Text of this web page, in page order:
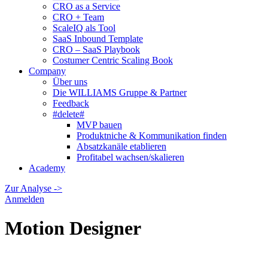
CRO as a Service
CRO + Team
ScaleIQ als Tool
SaaS Inbound Template
CRO – SaaS Playbook
Costumer Centric Scaling Book
Company
Über uns
Die WILLIAMS Gruppe & Partner
Feedback
#delete#
MVP bauen
Produktniche & Kommunikation finden
Absatzkanäle etablieren
Profitabel wachsen/skalieren
Academy
Zur Analyse ->
Anmelden
Motion Designer